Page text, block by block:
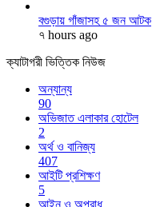
বগুড়ায় গাঁজাসহ ৫ জন আটক
৭ hours ago
ক্যাটাগরী ভিত্তিক নিউজ
অন্যান্য
90
অভিজাত এলাকার হোটেল
2
অর্থ ও বানিজ্য
407
আইটি প্রশিক্ষণ
5